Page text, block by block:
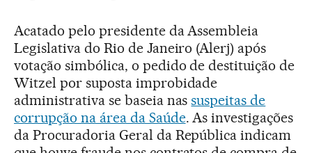
Acatado pelo presidente da Assembleia
Legislativa do Rio de Janeiro (Alerj) após
votação simbólica, o pedido de destituição de
Witzel por suposta improbidade
administrativa se baseia nassuspeitas de
corrupção na área da Saúde. As investigações
da Procuradoria Geral da República indicam